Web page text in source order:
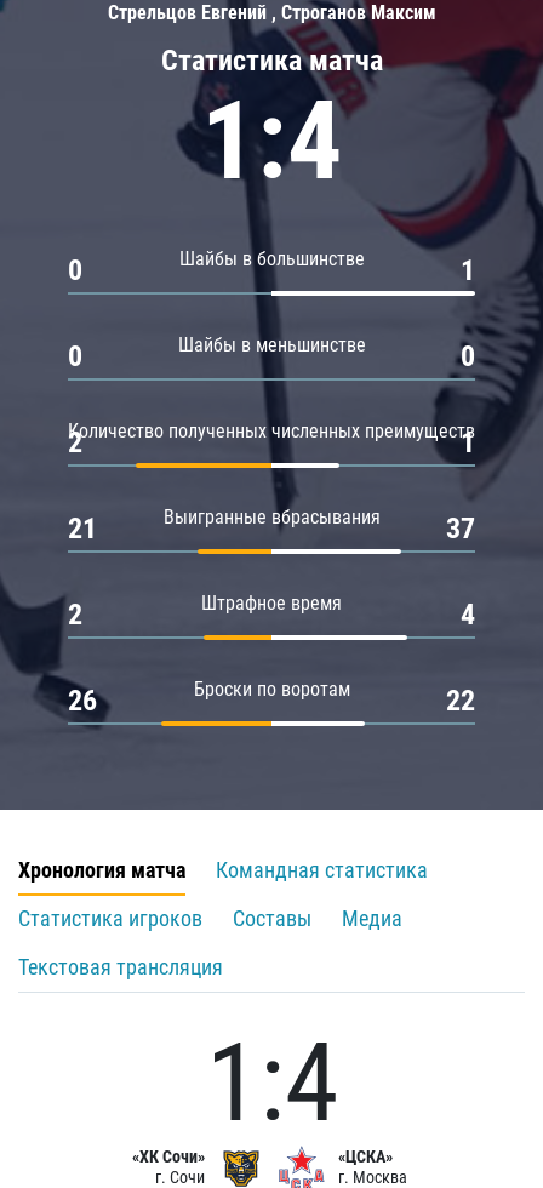
Статистика матча
1:4
Шайбы в большинстве
0 1
Шайбы в меньшинстве
0 0
Количество полученных численных преимуществ
2 1
Выигранные вбрасывания
21 37
Штрафное время
2 4
Броски по воротам
26 22
Стрельцов Евгений , Строганов Максим
Хронология матча
Командная статистика
Статистика игроков
Составы
Медиа
Текстовая трансляция
«ХК Сочи»
г. Сочи
1:4
«ЦСКА»
г. Москва